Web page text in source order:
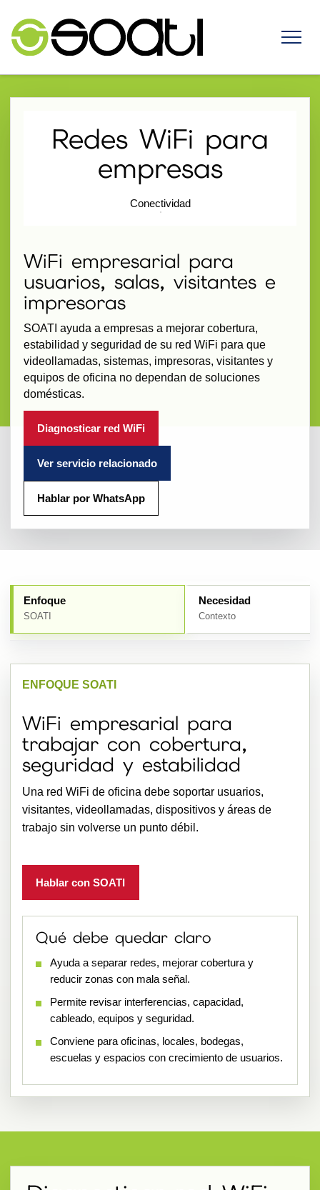
Redes WiFi para
empresas
Conectividad
WiFi empresarial para
usuarios, salas, visitantes e
impresoras
SOATI ayuda a empresas a mejorar cobertura,
estabilidad y seguridad de su red WiFi para que
videollamadas, sistemas, impresoras, visitantes y
equipos de oficina no dependan de soluciones
domésticas.
Diagnosticar red WiFi
Ver servicio relacionado
Hablar por WhatsApp
Enfoque
SOATI
Necesidad
Contexto
ENFOQUE SOATI
WiFi empresarial para
trabajar con cobertura,
seguridad y estabilidad
Una red WiFi de oficina debe soportar usuarios,
visitantes, videollamadas, dispositivos y áreas de
trabajo sin volverse un punto débil.
Hablar con SOATI
Qué debe quedar claro
Ayuda a separar redes, mejorar cobertura y
reducir zonas con mala señal.
Permite revisar interferencias, capacidad,
cableado, equipos y seguridad.
Conviene para oficinas, locales, bodegas,
escuelas y espacios con crecimiento de usuarios.